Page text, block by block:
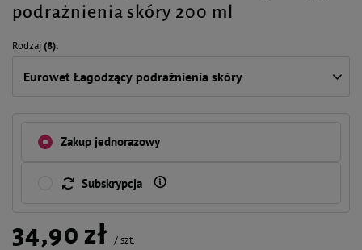
podrażnienia skóry 200 ml
Rodzaj(8)
Eurowet Łagodzący podrażnienia skóry
Zakup jednorazowy
Subskrypcja
34,90 zł /szt.